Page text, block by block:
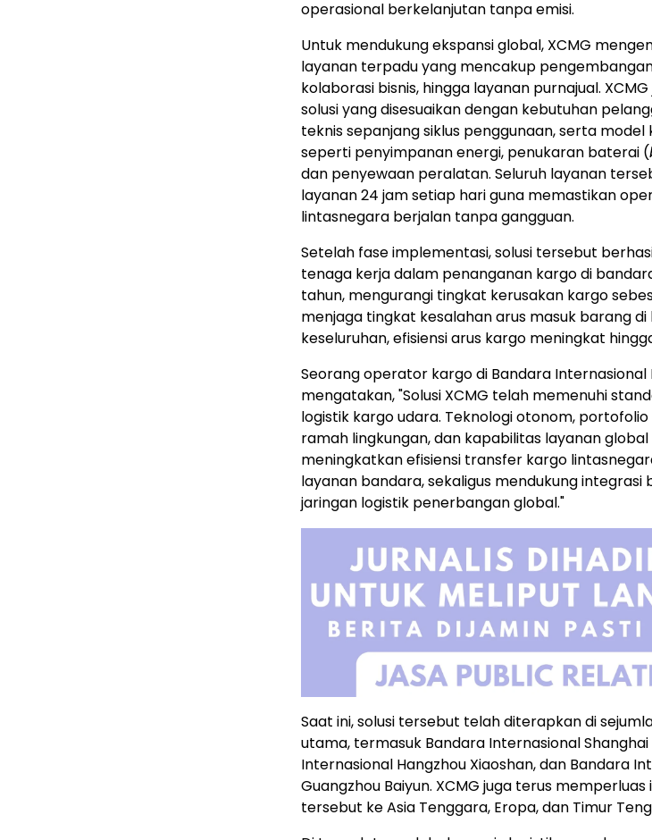
operasional berkelanjutan tanpa emisi.
Untuk mendukung ekspansi global, XCMG
layanan terpadu yang mencakup
kolaborasi bisnis, hingga layanan purnajual.
solusi yang disesuaikan dengan kebutuhan
teknis sepanjang siklus penggunaan, serta
seperti penyimpanan energi, penukaran baterai (
dan penyewaan peralatan. Seluruh layanan
layanan 24 jam setiap hari guna memastikan
lintasnegara berjalan tanpa gangguan.
Setelah fase implementasi, solusi tersebut
tenaga kerja dalam penanganan kargo di
tahun, mengurangi tingkat kerusakan kargo
menjaga tingkat kesalahan arus masuk barang di
keseluruhan, efisiensi arus kargo meningkat
Seorang operator kargo di Bandara Internasional
mengatakan, "Solusi XCMG telah memenuhi
logistik kargo udara. Teknologi otonom,
ramah lingkungan, dan kapabilitas layanan global
meningkatkan efisiensi transfer kargo
layanan bandara, sekaligus mendukung integrasi
jaringan logistik penerbangan global."
Saat ini, solusi tersebut telah diterapkan di
utama, termasuk Bandara Internasional Shanghai
Internasional Hangzhou Xiaoshan, dan Bandara
Guangzhou Baiyun. XCMG juga terus
tersebut ke Asia Tenggara, Eropa, dan Timur